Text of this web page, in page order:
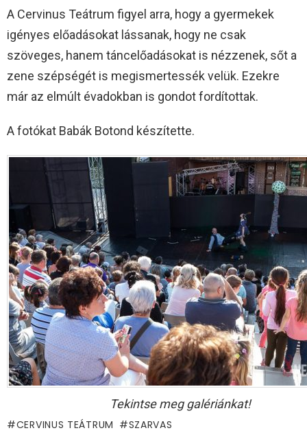
A Cervinus Teátrum figyel arra, hogy a gyermekek
igényes előadásokat lássanak, hogy ne csak
szöveges, hanem táncelőadásokat is nézzenek, sőt a
zene szépségét is megismertessék velük. Ezekre
már az elmúlt évadokban is gondot fordítottak.
A fotókat Babák Botond készítette.
Tekintse meg galériánkat!
CERVINUS TEÁTRUM SZARVAS